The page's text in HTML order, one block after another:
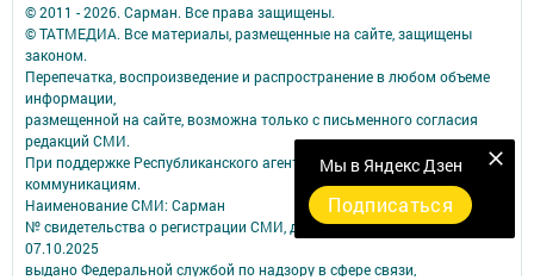
Мы в Яндекс Дзен
Подписаться
© 2011 - 2026. Сарман. Все права защищены.
© ТАТМЕДИА. Все материалы, размещенные на сайте, защищены
законом.
Перепечатка, воспроизведение и распространение в любом объеме
информации,
размещенной на сайте, возможна только с письменного согласия
редакций СМИ.
При поддержке Республиканского агентства по печати и массовым
коммуникациям.
Наименование СМИ: Сарман
№ свидетельства о регистрации СМИ, дата: ЭЛ № ФС 77 - 90172 от
07.10.2025
выдано Федеральной службой по надзору в сфере связи,